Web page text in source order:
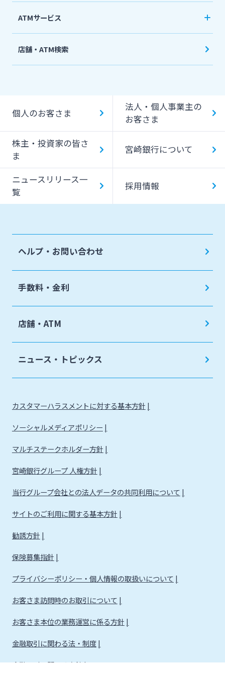
法人・個人事業主のお客さま
ニュースリリース一覧
採用情報
お問い合わせ先一覧
ATMサービス
機能一覧
キャッシング提携先
一日あたりのご利用限度額
ATM Operation Guide
店舗・ATM検索
個人のお客さま
法人・個人事業主の
お客さま
株主・投資家の皆さ
ま
宮崎銀行について
ニュースリリース一
覧
採用情報
ヘルプ・お問い合わせ
手数料・金利
店舗・ATM
ニュース・トピックス
カスタマーハラスメントに対する基本方針
ソーシャルメディアポリシー
マルチステークホルダー方針
宮崎銀行グループ 人権方針
当行グループ会社との法人データの共同利用について
サイトのご利用に関する基本方針
勧誘方針
保険募集指針
プライバシーポリシー・個人情報の取扱いについて
お客さま訪問時のお取引について
お客さま本位の業務運営に係る方針
金融取引に関わる法・制度
金融取引に関わる方針